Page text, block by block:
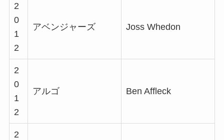
2
0
1
2
アベンジャーズ Joss Whedon
2
0
1
2
アルゴ Ben Affleck
2